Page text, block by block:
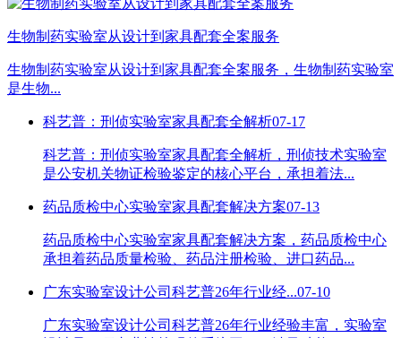
生物制药实验室从设计到家具配套全案服务
生物制药实验室从设计到家具配套全案服务，生物制药实验室
是生物...
科艺普：刑侦实验室家具配套全解析07-17
科艺普：刑侦实验室家具配套全解析，刑侦技术实验室
是公安机关物证检验鉴定的核心平台，承担着法...
药品质检中心实验室家具配套解决方案07-13
药品质检中心实验室家具配套解决方案，药品质检中心
承担着药品质量检验、药品注册检验、进口药品...
广东实验室设计公司科艺普26年行业经...07-10
广东实验室设计公司科艺普26年行业经验丰富，实验室